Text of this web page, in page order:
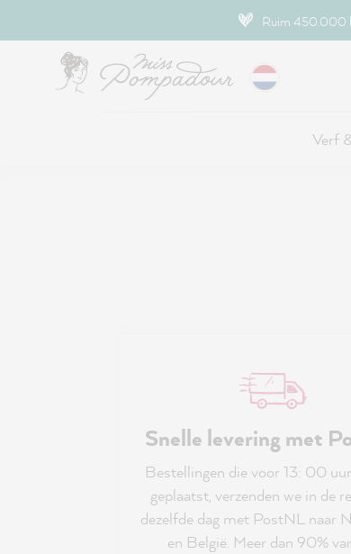
Ruim 450.000
Verf
Snelle levering met
Bestellingen die voor 13: 00
geplaatst, verzenden we in de
dezelfde dag met PostNL naar
en België. Meer dan 90%